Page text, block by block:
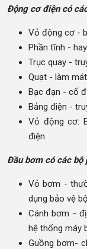
Động cơ điện có
Vỏ động cơ -
Phần tĩnh -
Trục quay -
Quạt - làm
Bạc đạn - cố
Bảng điện -
Vỏ động cơ:
điện.
Đầu bơm có các bộ
Vỏ bơm -
dụng bảo vệ
Cánh bơm -
hệ thống máy
Guồng bơm-